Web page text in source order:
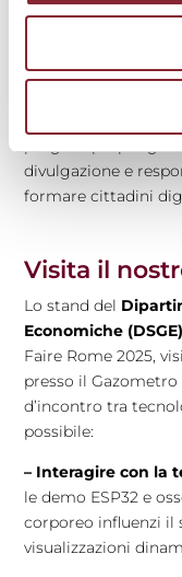
consapevole dei
dialogo critico
l’educazione
divulgazione e
formare cittadini
Visita il
Lo stand del
Economiche (DSGE)
Faire Rome 2025,
presso il
d’incontro tra
possibile:
– Interagire con la
le demo ESP32 e
corporeo influenzi il
visualizzazioni